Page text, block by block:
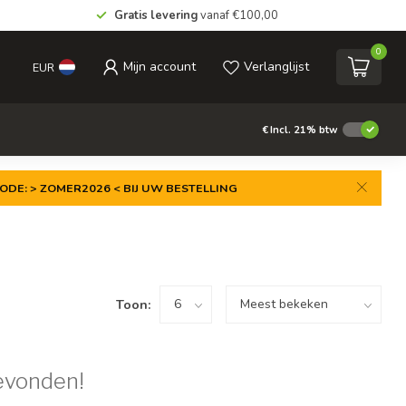
Gratis leveringvanaf €100,00
EUR Mijn account Verlanglijst
0
€Incl. 21% btw
> ZOMER2026 < BIJ UW BESTELLING
Toon: